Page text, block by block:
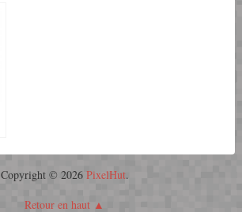
Copyright © 2026 PixelHut.
Retour en haut